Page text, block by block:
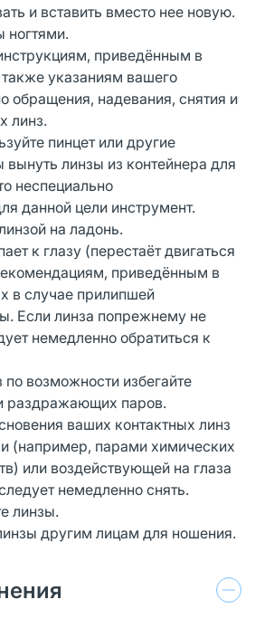
и вставить вместо нее новую.
ногтями.
приведённым в
указаниям вашего
обращения, надевания, снятия и
линз.
пинцет или другие
вынуть линзы из контейнера для
неспециально
данной цели инструмент.
на ладонь.
к глазу (перестаёт двигаться
приведённым в
в случае прилипшей
Если линза попрежнему не
немедленно обратиться к
возможности избегайте
раздражающих паров.
ваших контактных линз
(например, парами химических
или воздействующей на глаза
немедленно снять.
линзы.
другим лицам для ношения.